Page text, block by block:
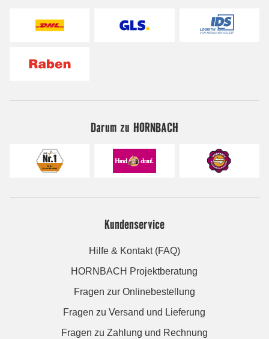
Darum zu HORNBACH
Kundenservice
Hilfe & Kontakt (FAQ)
HORNBACH Projektberatung
Fragen zur Onlinebestellung
Fragen zu Versand und Lieferung
Fragen zu Zahlung und Rechnung